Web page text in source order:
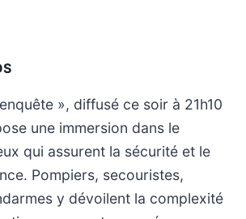
», diffusé ce soir à 21h10
une immersion dans le
qui assurent la sécurité et le
Pompiers, secouristes,
y dévoilent la complexité